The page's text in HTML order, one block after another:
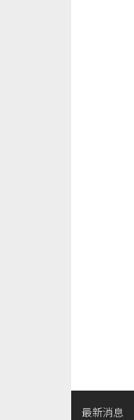
最新消息